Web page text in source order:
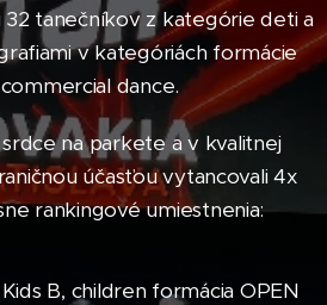
32 tanečníkov z kategórie deti a
v kategóriách formácie
dance.
srdce na parkete a v kvalitnej
účasťou vytancovali 4x
rankingové umiestnenia:
Kids B, children formácia OPEN